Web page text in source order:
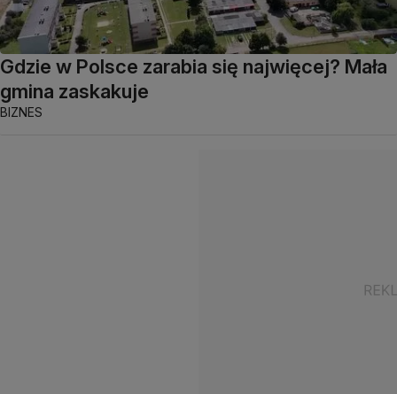
Gdzie w Polsce zarabia się najwięcej? Mała
gmina zaskakuje
BIZNES